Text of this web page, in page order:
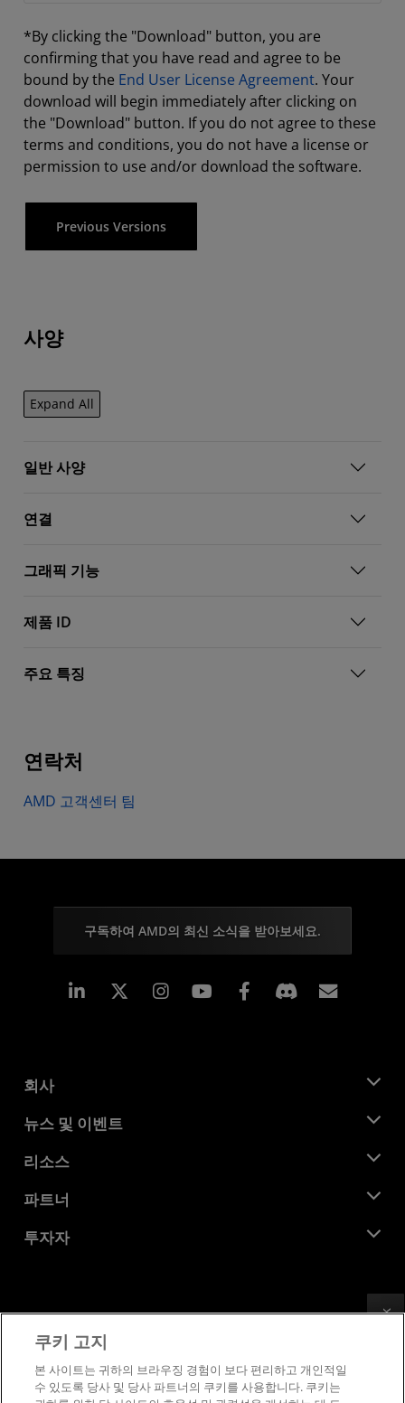
*By clicking the "Download" button, you are
confirming that you have read and agree to be
bound by the End User License Agreement. Your
download will begin immediately after clicking on
the "Download" button. If you do not agree to these
terms and conditions, you do not have a license or
permission to use and/or download the software.
Previous Versions
사양
Expand All
일반 사양
연결
그래픽 기능
제품 ID
주요 특징
연락처
AMD 고객센터 팀
구독하여 AMD의 최신 소식을 받아보세요.
Linkedin Instagram Facebook
회사
AMD 소개
기업의 사회적 책임
채용
문의하기
뉴스 및 이벤트
뉴스룸
미디어 라이브러리
리소스
개발자 센트럴
사례 연구
파트너
AMD 파트너 허브
투자자
이사위원회
거버넌스 문서
SEC 신고서
상표
공급망 투명성
쿠키 고지
본 사이트는 귀하의 브라우징 경험이 보다 편리하고 개인적일
수 있도록 당사 및 당사 파트너의 쿠키를 사용합니다. 쿠키는